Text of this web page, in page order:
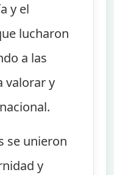
y el
lucharon
a las
valorar y
se unieron
y